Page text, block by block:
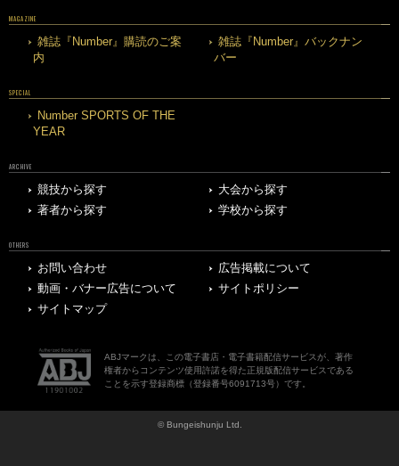
MAGAZINE
雑誌『Number』購読のご案
内
雑誌『Number』バックナン
バー
SPECIAL
Number SPORTS OF THE
YEAR
ARCHIVE
競技から探す
大会から探す
著者から探す
学校から探す
OTHERS
お問い合わせ
広告掲載について
動画・バナー広告について
サイトポリシー
サイトマップ
ABJマークは、この電子書店・電子書籍配信サービスが、著作
権者からコンテンツ使用許諾を得た正規版配信サービスである
ことを示す登録商標（登録番号6091713号）です。
© Bungeishunju Ltd.